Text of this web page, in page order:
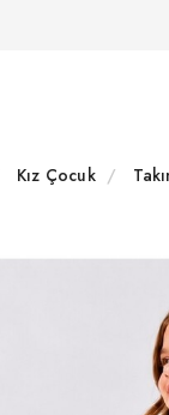
Kız Çocuk